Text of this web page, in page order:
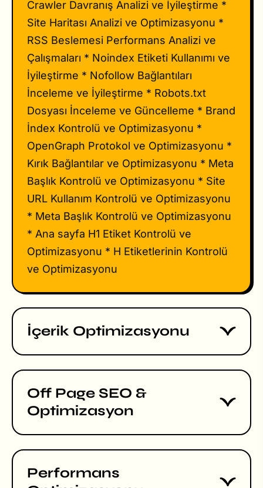
Crawler Davranış Analizi ve İyileştirme *
Site Haritası Analizi ve Optimizasyonu *
RSS Beslemesi Performans Analizi ve
Çalışmaları * Noindex Etiketi Kullanımı ve
İyileştirme * Nofollow Bağlantıları
İnceleme ve İyileştirme * Robots.txt
Dosyası İnceleme ve Güncelleme * Brand
İndex Kontrolü ve Optimizasyonu *
OpenGraph Protokol ve Optimizasyonu *
Kırık Bağlantılar ve Optimizasyonu * Meta
Başlık Kontrolü ve Optimizasyonu * Site
URL Kullanım Kontrolü ve Optimizasyonu
* Meta Başlık Kontrolü ve Optimizasyonu
* Ana sayfa H1 Etiket Kontrolü ve
Optimizasyonu * H Etiketlerinin Kontrolü
ve Optimizasyonu
İçerik Optimizasyonu
Off Page SEO &
Optimizasyon
Performans